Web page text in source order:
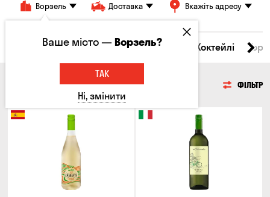
Ворзель Доставка Вкажіть адресу
Пиво Сидр Вино Коктейлі
ФІЛЬТР
Ваше місто —Ворзель?
ТАК
Ні, змінити